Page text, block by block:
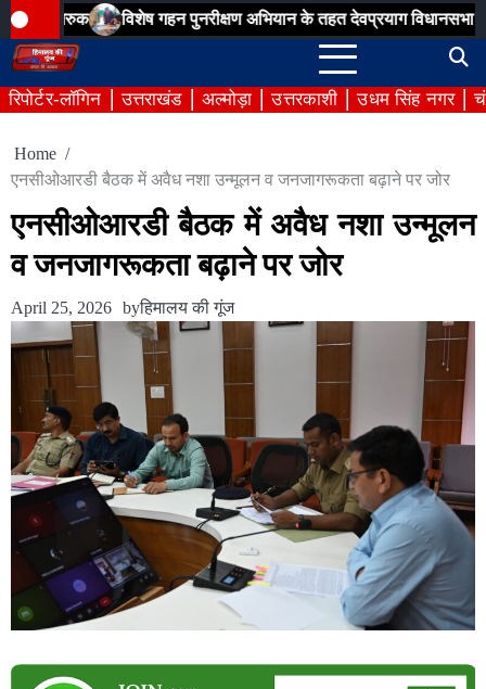
Skip
to
content
विशेष गहन पुनरीक्षण अभियान के तहत देवप्रयाग विधानसभा के बूथ
रिपोर्टर-लॉगिन उत्तराखंड अल्मोड़ा उत्तरकाशी उधम सिंह नगर
Home
एनसीओआरडी बैठक में अवैध नशा उन्मूलन व जनजागरूकता बढ़ाने पर जोर
एनसीओआरडी बैठक में अवैध नशा उन्मूलन
व जनजागरूकता बढ़ाने पर जोर
April 25, 2026 byहिमालय की गूंज